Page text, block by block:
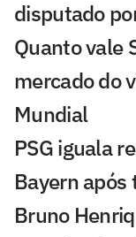
disputado
Quanto vale
mercado do
Mundial
PSG iguala
Bayern
Bruno